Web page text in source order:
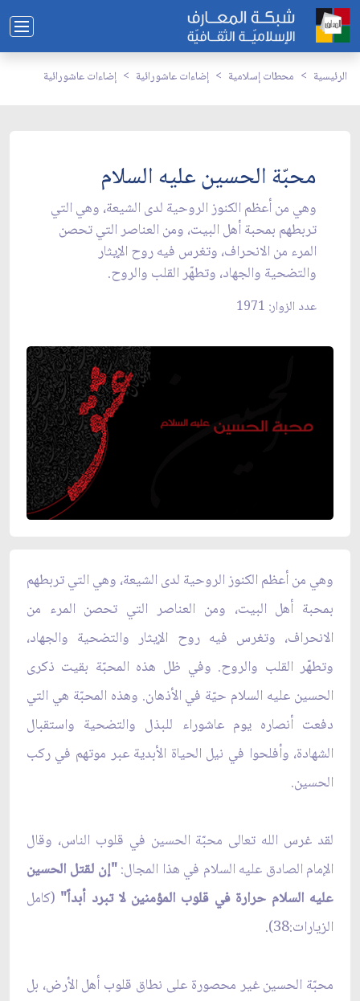
الرئيسية محطات إسلامية إضاءات عاشورائية إضاءات عاشورائية
محبّة الحسين عليه السلام
وهي من أعظم الكنوز الروحية لدى الشيعة، وهي التي
تربطهم بمحبة أهل البيت، ومن العناصر التي تحصن
المرء من الانحراف، وتغرس فيه روح الإيثار
والتضحية والجهاد، وتطهّر القلب والروح.
عدد الزوار: 1971
وهي من أعظم الكنوز الروحية لدى الشيعة، وهي التي تربطهم
بمحبة أهل البيت، ومن العناصر التي تحصن المرء من
الانحراف، وتغرس فيه روح الإيثار والتضحية والجهاد،
وتطهّر القلب والروح. وفي ظل هذه المحبّة بقيت ذكرى
الحسين عليه السلام حيّة في الأذهان. وهذه المحبّة هي التي
دفعت أنصاره يوم عاشوراء للبذل والتضحية واستقبال
الشهادة، وأفلحوا في نيل الحياة الأبدية عبر موتهم في ركب
الحسين.
لقد غرس الله تعالى محبّة الحسين في قلوب الناس، وقال
الإمام الصادق عليه السلام في هذا المجال:"إن لقتل الحسين
عليه السلام حرارة في قلوب المؤمنين لا تبرد أبداً" (كامل
الزيارات:38).
محبّة الحسين غير محصورة على نطاق قلوب أهل الأرض، بل